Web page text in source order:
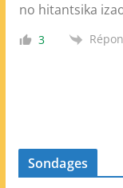
no hitantsika
3
Sondages